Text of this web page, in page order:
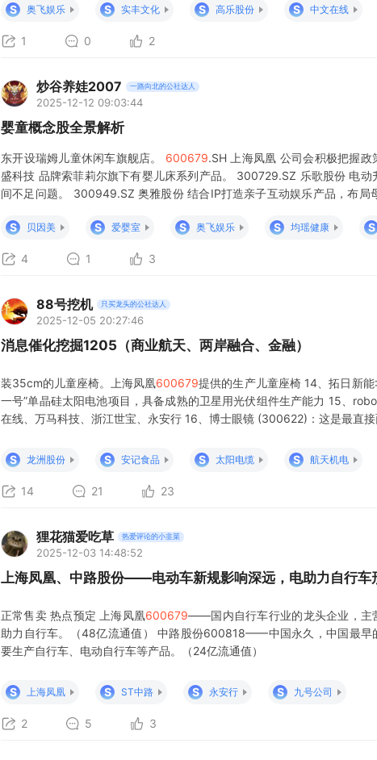
S
奥飞娱乐 S 实丰文化 S 高乐股份 S 中文在线
1 0 2
炒谷养娃2007 一路向北的公社达人
2025-12-12 09:03:44
婴童概念股全景解析
东开设瑞姆儿童休闲车旗舰店。 600679.SH 上海凤凰 公司会积极把握
盛科技 品牌索菲莉尔旗下有婴儿床系列产品。 300729.SZ 乐歌股份 电
间不足问题。 300949.SZ 奥雅股份 结合IP打造亲子互动娱乐产品，布
S
贝因美 S 爱婴室 S 奥飞娱乐 S 均瑶健康 S
4 1 3
88号挖机 只买龙头的公社达人
2025-12-05 20:27:46
消息催化挖掘1205（商业航天、两岸融合、金融）
装35cm的儿童座椅。上海凤凰600679提供的生产儿童座椅 14、拓日新
一号”单晶硅太阳电池项目，具备成熟的卫星用光伏组件生产能力 15、
在线、万马科技、浙江世宝、永安行 16、博士眼镜 (300622)：这是最直
也独家代理雷
S 龙洲股份 S 安记食品 S 太阳电缆 S 航天机电
14 21 23
狸花猫爱吃草 热爱评论的小韭菜
2025-12-03 14:48:52
上海凤凰、中路股份——电动车新规影响深远，电助力自行车
正常售卖 热点预定 上海凤凰600679——国内自行车行业的龙头企业，主
助力自行车。（48亿流通值） 中路股份600818——中国永久，中国最早
要生产自行车、电动自行车等产品。（24亿流通值）
S 上海凤凰 S ST中路 S 永安行 S 九号公司
2 5 3